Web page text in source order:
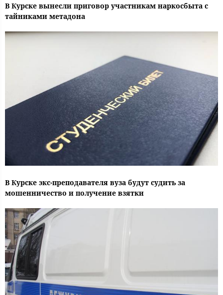
В Курске вынесли приговор участникам наркосбыта с
тайниками метадона
В Курске экс-преподавателя вуза будут судить за
мошенничество и получение взятки